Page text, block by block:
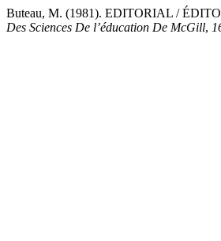
Buteau, M. (1981). EDITORIAL /
Des Sciences De l’éducation De McGill,